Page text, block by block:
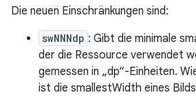
Die neuen Einschränkungen sind:
swNNNdp : Gibt die minimale
der die Ressource verwendet
gemessen in „dp“-Einheiten.
ist die smallestWidth eines